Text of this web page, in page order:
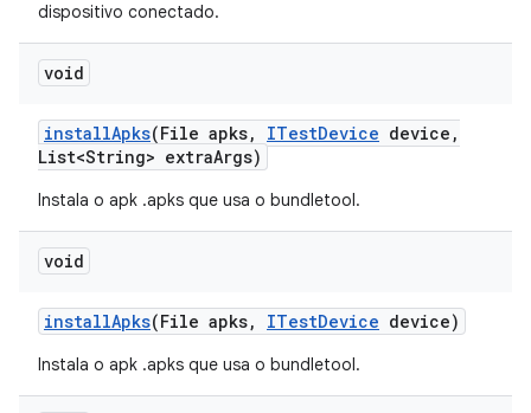
dispositivo conectado.
void
installApks(File apks, ITestDevice device ,
List<String> extraArgs)
Instala o apk .apks que usa o bundletool.
void
installApks(File apks, ITestDevice device)
Instala o apk .apks que usa o bundletool.